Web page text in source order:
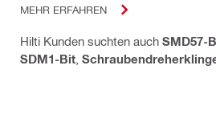
MEHR ERFAHREN
Hilti Kunden suchten auch SMD57-
SDM1-Bit